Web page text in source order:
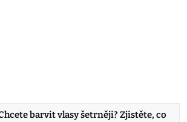
barvit vlasy šetrněji? Zjistěte, co